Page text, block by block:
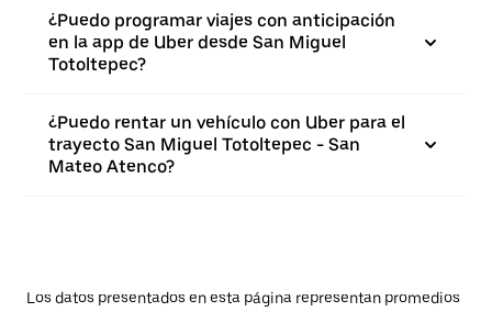
¿Puedo programar viajes con anticipación
en la app de Uber desde San Miguel
Totoltepec?
¿Puedo rentar un vehículo con Uber para el
trayecto San Miguel Totoltepec - San
Mateo Atenco?
Los datos presentados en esta página representan promedios